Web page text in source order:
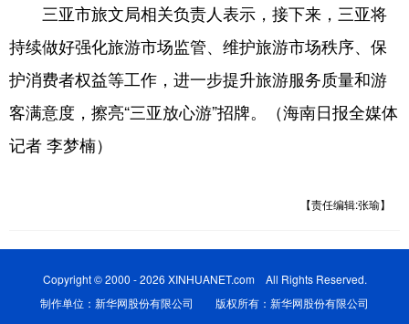
三亚市旅文局相关负责人表示，接下来，三亚将
持续做好强化旅游市场监管、维护旅游市场秩序、保
护消费者权益等工作，进一步提升旅游服务质量和游
客满意度，擦亮“三亚放心游”招牌。（海南日报全媒体
记者 李梦楠）
【责任编辑:张瑜】
Copyright © 2000 - 2026 XINHUANET.com All Rights Reserved.
制作单位：新华网股份有限公司 版权所有：新华网股份有限公司